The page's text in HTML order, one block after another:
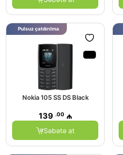
Nokia 105 SS DS Black
139 .00 ₼
Səbətə at
Pulsuz çatdırılma